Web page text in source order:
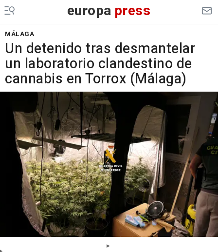
europa press
MÁLAGA
Un detenido tras desmantelar
un laboratorio clandestino de
cannabis en Torrox (Málaga)